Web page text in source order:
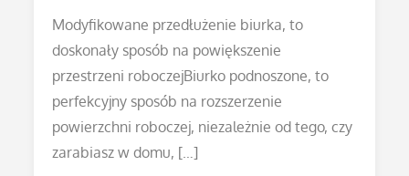
Modyfikowane przedłużenie biurka, to
doskonały sposób na powiększenie
przestrzeni roboczejBiurko podnoszone, to
perfekcyjny sposób na rozszerzenie
powierzchni roboczej, niezależnie od tego, czy
zarabiasz w domu, […]